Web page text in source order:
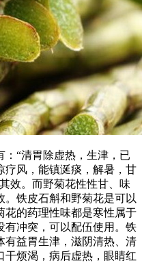
“清胃除虚热，生津，已
疗风，能镇涎痰，解暑，甘
效。而野菊花性性甘、味
。铁皮石斛和野菊花是可以
花的药理性味都是寒性属于
有冲突，可以配伍使用。铁
有益胃生津，滋阴清热、清
干烦渴，病后虚热，眼睛红